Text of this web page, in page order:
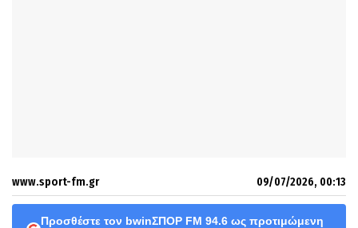
www.sport-fm.gr 09/07/2026, 00:13
Προσθέστε τον bwinΣΠΟΡ FM 94.6 ως προτιμώμενη